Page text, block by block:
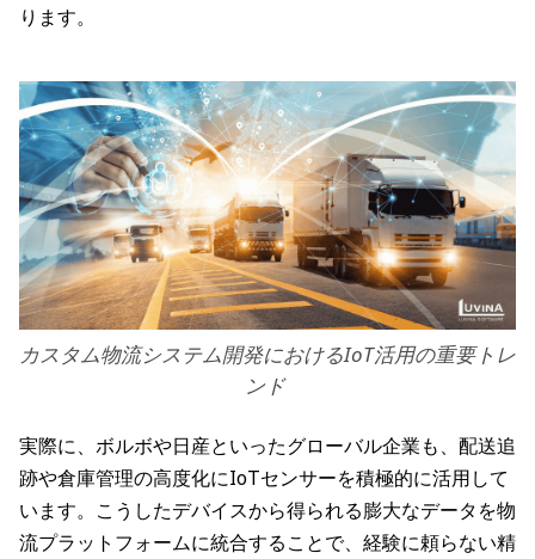
ります。
カスタム物流システム開発におけるIoT活用の重要トレ
ンド
実際に、ボルボや日産といったグローバル企業も、配送追
跡や倉庫管理の高度化にIoTセンサーを積極的に活用して
います。こうしたデバイスから得られる膨大なデータを物
流プラットフォームに統合することで、経験に頼らない精